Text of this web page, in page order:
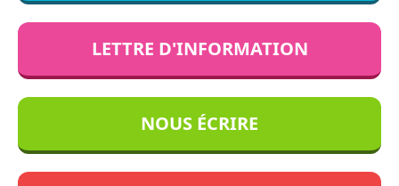
LETTRE D'INFORMATION
NOUS ÉCRIRE